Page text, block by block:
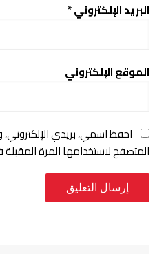
البريد الإلكتروني*
الموقع الإلكتروني
احفظ اسمي، بريدي
المتصفح لاستخدامها المرة